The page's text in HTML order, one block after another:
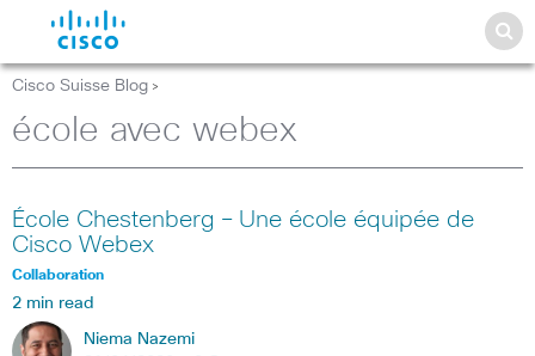
Cisco Suisse Blog >
école avec webex
École Chestenberg – Une école équipée de
Cisco Webex
Collaboration
2 min read
Niema Nazemi